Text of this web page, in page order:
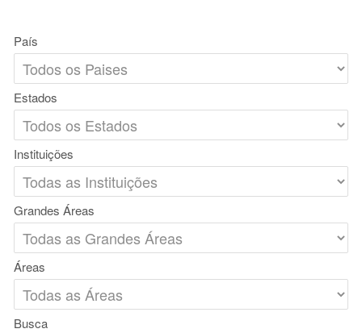
País
Estados
Instituições
Grandes Áreas
Áreas
Busca